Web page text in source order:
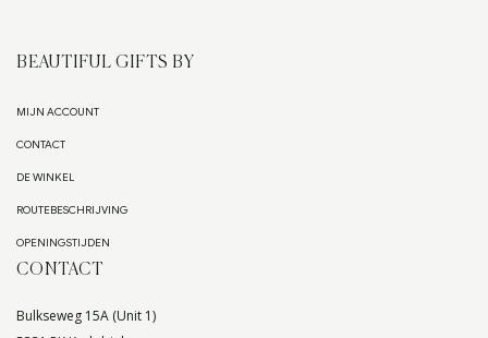
BEAUTIFUL GIFTS BY
MIJN ACCOUNT
CONTACT
DE WINKEL
ROUTEBESCHRIJVING
OPENINGSTIJDEN
CONTACT
Bulkseweg 15A (Unit 1)